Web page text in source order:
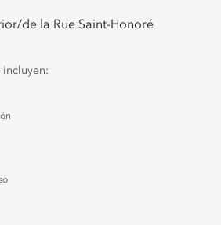
de la Rue Saint-Honoré
incluyen: